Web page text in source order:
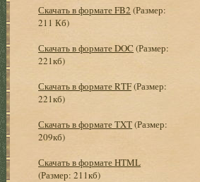
Скачать в формате FB2 (Размер:
211 Кб)
Скачать в формате DOC (Размер:
221кб)
Скачать в формате RTF(Размер:
221кб)
Скачать в формате TXT(Размер:
209кб)
Скачать в формате HTML
(Размер: 211кб)